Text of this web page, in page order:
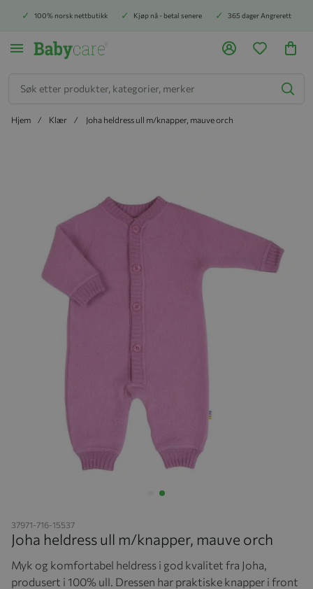
100% norsk nettbutikk Kjøp nå - betal senere 365 dager Angrerett
Hjem Klær Joha heldress ull m/knapper, mauve orch
Hopp til slutten av bildegalleriet
37971-716-15537
Joha heldress ull m/knapper, mauve orch
Myk og komfortabel heldress i god kvalitet fra Joha,
produsert i 100% ull. Dressen har praktiske knapper i front